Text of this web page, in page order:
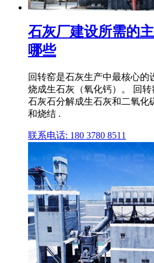
石灰厂建设所需的
哪些
回转窑是石灰生产中最核心的
烧成生石灰（氧化钙）。 回
石灰石分解成生石灰和二氧化
和烧结 .
联系电话: 180 3780 8511